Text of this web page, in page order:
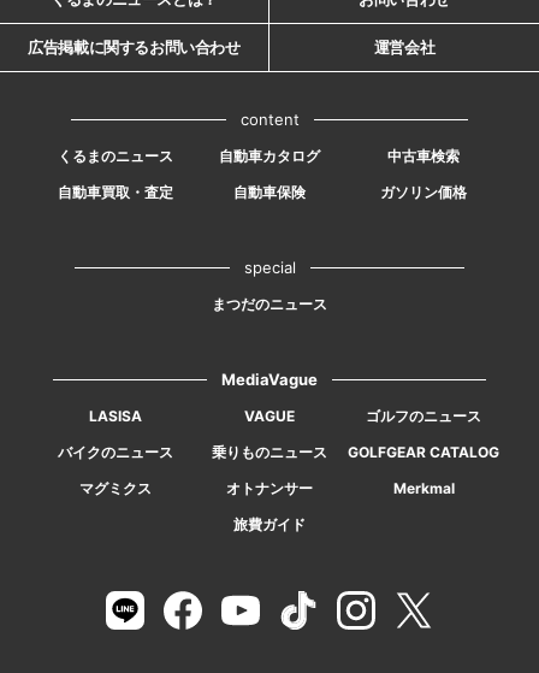
広告掲載に関するお問い合わせ 運営会社
content
くるまのニュース 自動車カタログ
中古車検索
自動車買取・査定
自動車保険 ガソリン価格
special
まつだのニュース
MediaVague
LASISA VAGUE
ゴルフのニュース
バイクのニュース
乗りものニュース
GOLFGEAR CATALOG
マグミクス
オトナンサー
Merkmal
旅費ガイド